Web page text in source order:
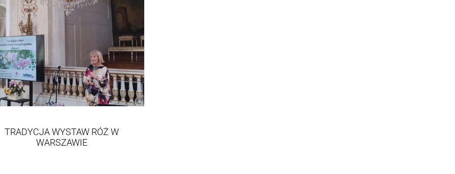
TRADYCJA WYSTAW RÓŻ W
WARSZAWIE